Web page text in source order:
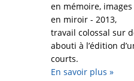
en mémoire, images
en miroir - 2013,
travail colossal sur
abouti à l’édition
courts.
En savoir plus »